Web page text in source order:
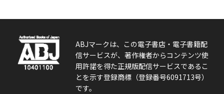
ABJマークは、この電子書店・電子書籍配
信サービスが、著作権者からコンテンツ使
用許諾を得た正規版配信サービスであるこ
とを示す登録商標（登録番号6091713号）
です。